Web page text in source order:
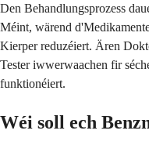
Den Behandlungsprozess
Méint, wärend
Kierper reduzéiert. Ären
Tester iwwerwaachen fir
funktionéiert.
Wéi soll ech